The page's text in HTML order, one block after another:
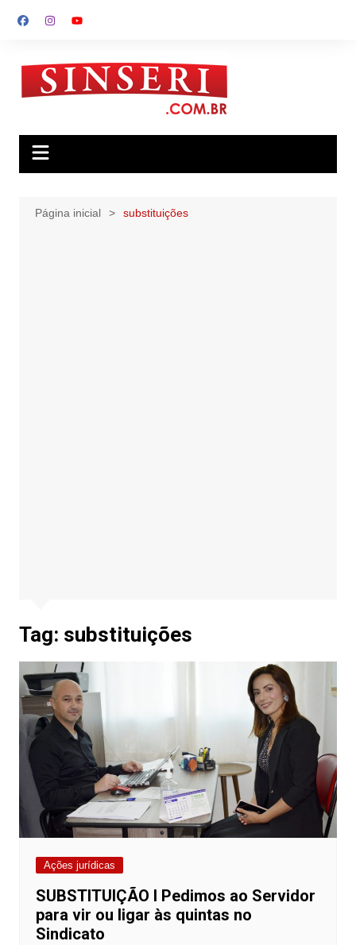
para
conteúdo
Página inicial substituições
Tag: substituições
Ações jurídicas
SUBSTITUIÇÃO I Pedimos ao Servidor
para vir ou ligar às quintas no
Sindicato